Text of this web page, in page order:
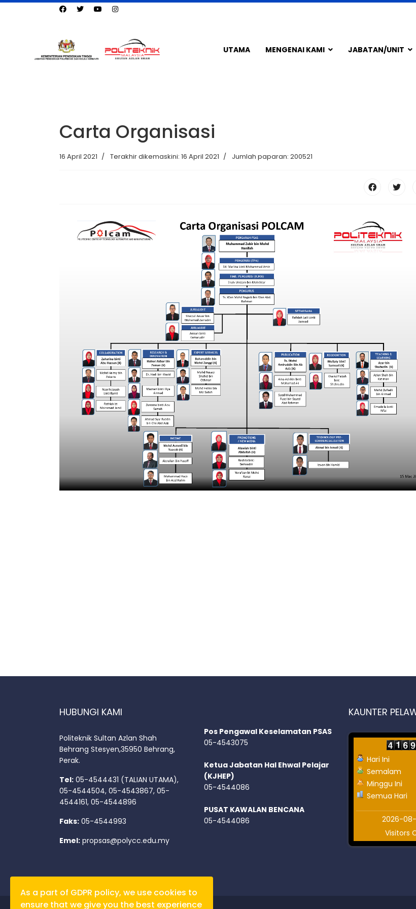
UTAMA MENGENAI KAMI JABATAN/UNIT
Carta Organisasi
16 April 2021 Terakhir dikemaskini: 16 April 2021 Jumlah paparan: 200521
HUBUNGI KAMI
Politeknik Sultan Azlan Shah
Behrang Stesyen,35950 Behrang,
Perak.
Tel: 05-4544431 (TALIAN UTAMA),
05-4544504, 05-4543867, 05-
4544161, 05-4544896
Faks: 05-4544993
Emel: propsas@polycc.edu.my
Pos Pengawal Keselamatan PSAS
05-4543075
Ketua Jabatan Hal Ehwal Pelajar
(KJHEP)
05-4544086
PUSAT KAWALAN BENCANA
05-4544086
KAUNTER
Hari Ini
Semalam
Minggu Ini
Semua Hari
2026-
Visitors
As a part of GDPR policy, we use cookies to
ensure that we give you the best experience